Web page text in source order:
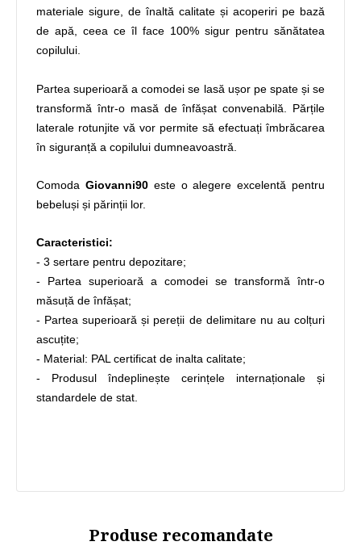
materiale sigure, de înaltă calitate și acoperiri pe bază
de apă, ceea ce îl face 100% sigur pentru sănătatea
copilului.
Partea superioară a comodei se lasă ușor pe spate și se
transformă într-o masă de înfășat convenabilă. Părțile
laterale rotunjite vă vor permite să efectuați îmbrăcarea
în siguranță a copilului dumneavoastră.
Comoda Giovanni90este o alegere excelentă pentru
bebeluși și părinții lor.
Caracteristici:
- 3 sertare pentru depozitare;
- Partea superioară a comodei se transformă într-o
măsuță de înfășat;
- Partea superioară și pereții de delimitare nu au colțuri
ascuțite;
- Material: PAL certificat de inalta calitate;
- Produsul îndeplinește cerințele internaționale și
standardele de stat.
Produse recomandate